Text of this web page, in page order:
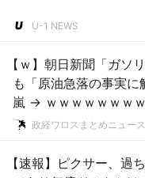
U-1 NEWS
【ｗ】朝日新聞「ガソ
も「原油急落の事実
嵐 → ｗｗｗｗｗｗｗ
政経ワロスまとめニュー
【速報】ピクサー、過